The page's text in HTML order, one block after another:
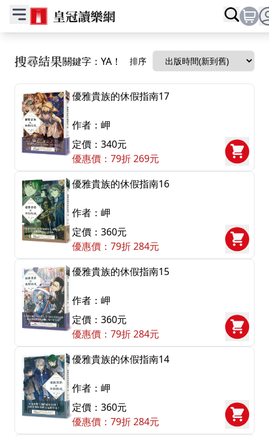
搜尋結果關鍵字：YA！ 排序
優雅貴族的休假指南17
作者：岬
定價：340元
優惠價：79折 269元
優雅貴族的休假指南16
作者：岬
定價：360元
優惠價：79折 284元
優雅貴族的休假指南15
作者：岬
定價：360元
優惠價：79折 284元
優雅貴族的休假指南14
作者：岬
定價：360元
優惠價：79折 284元